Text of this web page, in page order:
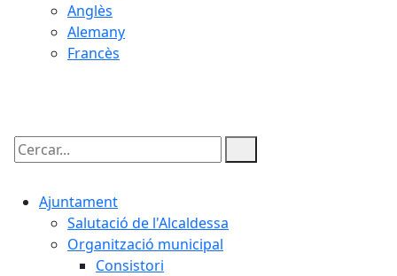
Anglès
Alemany
Francès
Cercar:
Ajuntament
Salutació de l'Alcaldessa
Organització municipal
Consistori